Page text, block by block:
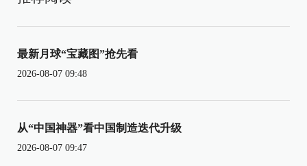
最新月球“宝藏图”抢先看
2026-08-07 09:48
从“中国神器”看中国制造迭代升级
2026-08-07 09:47